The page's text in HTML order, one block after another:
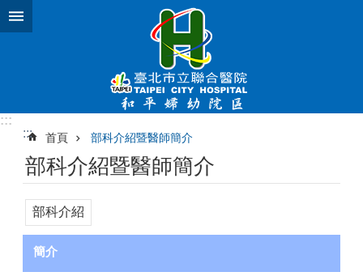
跳到主要內容區塊
:::
:::
首頁 部科介紹暨醫師簡介
部科介紹暨醫師簡介
部科介紹
簡介